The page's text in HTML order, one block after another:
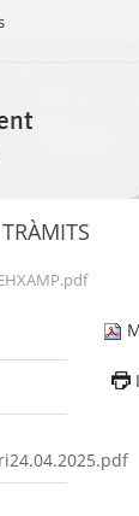
TRÀMITS